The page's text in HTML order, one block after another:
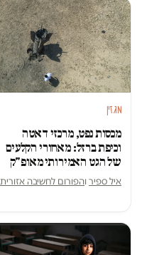
מגזין
מכסות נפט, מרכזי דאטה
וכיפת ברזל: מאחורי הקלעים
של הגט האמירותי מאופ"ק
איל ספיר והפורום לחשיבה אזורית